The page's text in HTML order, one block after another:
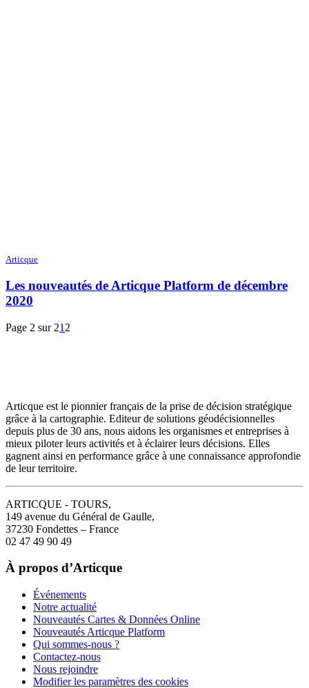
Articque
Les nouveautés de Articque Platform de décembre
2020
Page 2 sur 21 2
Articque est le pionnier français de la prise de décision stratégique
grâce à la cartographie. Editeur de solutions géodécisionnelles
depuis plus de 30 ans, nous aidons les organismes et entreprises à
mieux piloter leurs activités et à éclairer leurs décisions. Elles
gagnent ainsi en performance grâce à une connaissance approfondie
de leur territoire.
ARTICQUE - TOURS,
149 avenue du Général de Gaulle,
37230 Fondettes – France
02 47 49 90 49
À propos d’Articque
Événements
Notre actualité
Nouveautés Cartes & Données Online
Nouveautés Articque Platform
Qui sommes-nous ?
Contactez-nous
Nous rejoindre
Modifier les paramètres des cookies